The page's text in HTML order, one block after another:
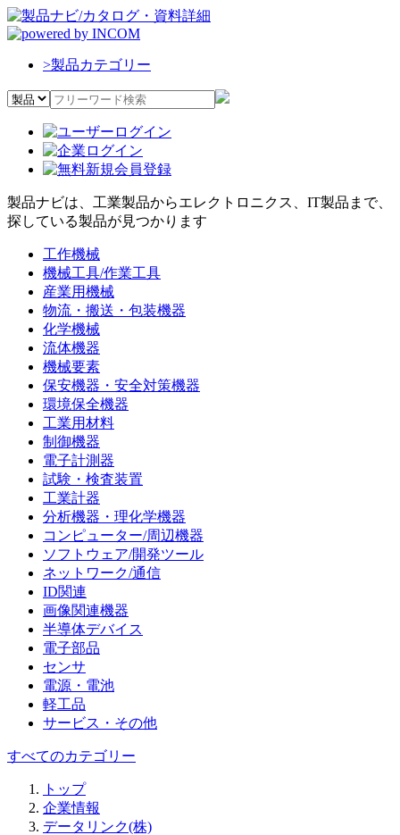
>製品カテゴリー
製品ナビは、工業製品からエレクトロニクス、IT製品まで、
探している製品が見つかります
工作機械
機械工具/作業工具
産業用機械
物流・搬送・包装機器
化学機械
流体機器
機械要素
保安機器・安全対策機器
環境保全機器
工業用材料
制御機器
電子計測器
試験・検査装置
工業計器
分析機器・理化学機器
コンピューター/周辺機器
ソフトウェア/開発ツール
ネットワーク/通信
ID関連
画像関連機器
半導体デバイス
電子部品
センサ
電源・電池
軽工品
サービス・その他
すべてのカテゴリー
トップ
企業情報
データリンク(株)